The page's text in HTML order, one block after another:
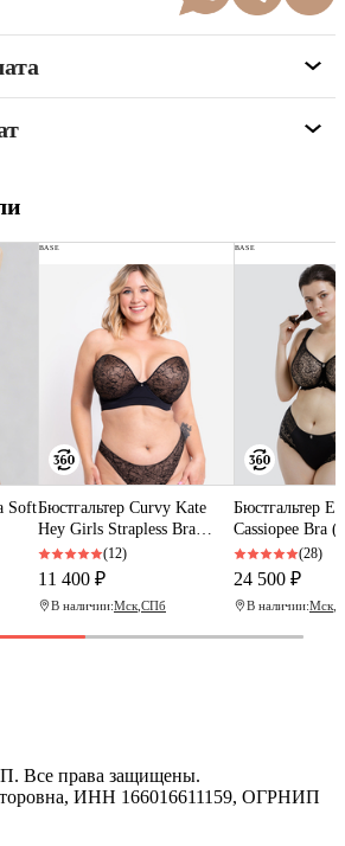
Soft
BASE
Бюстгальтер Сurvy Kate
Hey Girls Strapless Bra
(Black/Latte)
(12)
11 400 ₽
В наличии:Мск СПб
BASE
Бюстгальтер
Cassiopee Bra
(28)
24 500 ₽
В наличии:Мск
Все права защищены.
ИНН 166016611159, ОГРНИП